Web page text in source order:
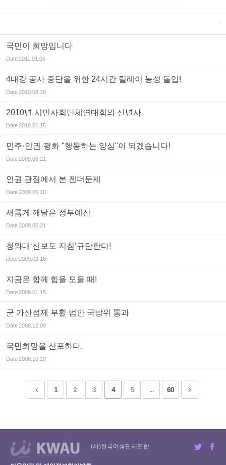
국민이 희망입니다
Date2011.01.06
4대강 공사 중단을 위한 24시간 릴레이 농성 돌입!
Date2010.08.30
2010년 시민사회단체연대회의 신년사
Date2010.01.15
민주·인권·평화 "행동하는 양심"이 되겠습니다!
Date2009.08.21
인권 관점에서 본 젠더문제
Date2009.06.10
새롭게 깨달은 정부예산
Date2009.05.21
청와대‘신보도 지침’규탄한다!
Date2009.02.16
지금은 함께 힘을 모을 때!
Date2009.01.15
군 가산점제 부활 법안 국방위 통과
Date2008.12.09
국민희망을 선포하다.
Date2008.10.29
1 2 3 4 5 ... 60
(사)한국여성단체연합